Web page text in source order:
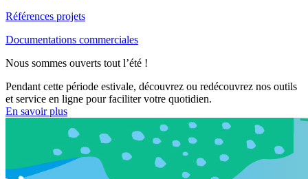
Références projets
Documentations commerciales
Nous sommes ouverts tout l’été !
Pendant cette période estivale, découvrez ou redécouvrez nos outils
et service en ligne pour faciliter votre quotidien.
En savoir plus